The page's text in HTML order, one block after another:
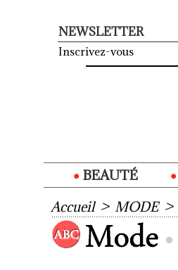
NEWSLETTER
Inscrivez-vous
BEAUTÉ
Accueil > MODE >